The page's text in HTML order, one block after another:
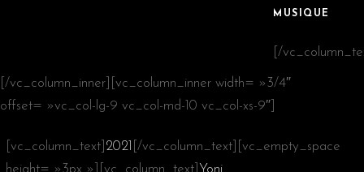
MUSIQUE
[/
[/vc_column_inner][vc_column_inner width= »3/4″
offset= »vc_col-lg-9 vc_col-md-10 vc_col-xs-9″]
[vc_column_text] 2021
[/vc_column_text][vc_empty_space